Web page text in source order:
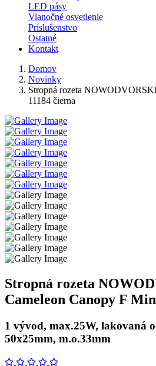
LED pásy
Vianočné osvetlenie
Príslušenstvo
Ostatné
Kontakt
Domov
Novinky
Stropná rozeta
11184 čierna
Stropná rozeta
Cameleon Canopy F
1 vývod, max.25W, lakovaná
50x25mm, m.o.33mm